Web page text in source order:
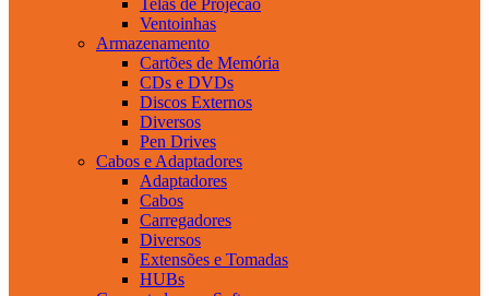
Ventoinhas
Armazenamento
Cartões de Memória
CDs e DVDs
Discos Externos
Diversos
Pen Drives
Cabos e Adaptadores
Adaptadores
Cabos
Carregadores
Diversos
Extensões e Tomadas
HUBs